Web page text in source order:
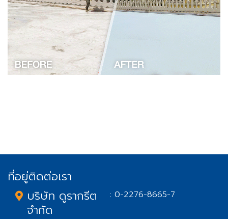
ที่อยู่ติดต่อเรา
บริษัท ดูรากรีต
จำกัด
: 0-2276-8665-7